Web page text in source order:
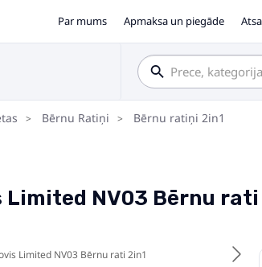
Par mums Apmaksa un piegāde
Bērnu Ratiņi Bērnu ratiņi 2in1
Limited NV03 Bērnu rati